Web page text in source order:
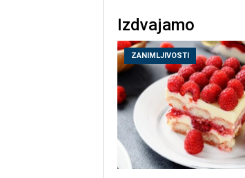
Izdvajamo
ZANIMLJIVOSTI